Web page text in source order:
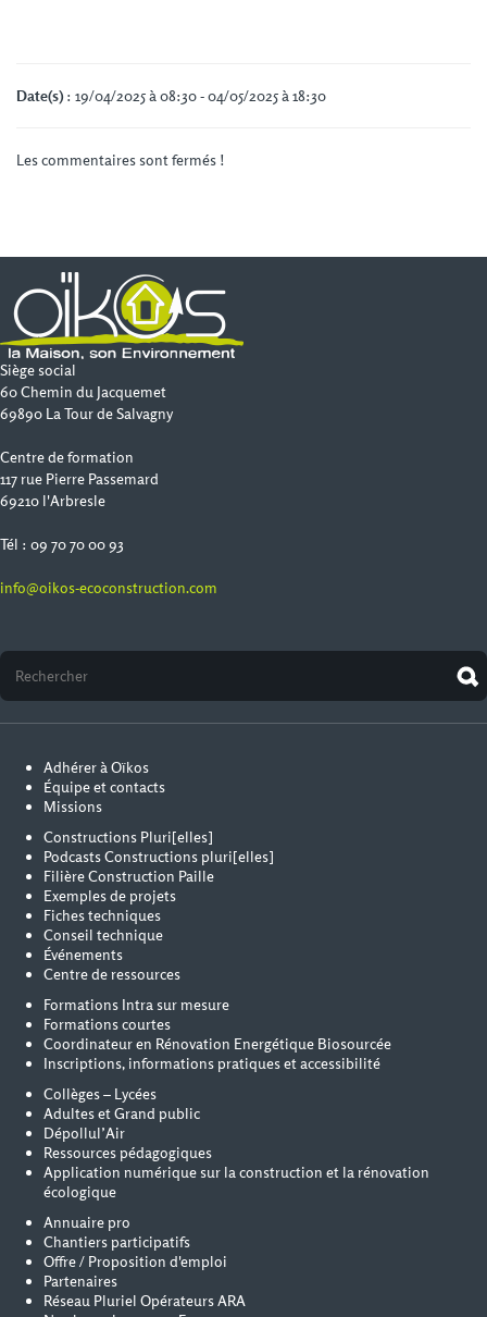
Date(s): 19/04/2025 à 08:30 - 04/05/2025 à 18:30
Les commentaires sont fermés !
Siège social
60 Chemin du Jacquemet
69890 La Tour de Salvagny
Centre de formation
117 rue Pierre Passemard
69210 l'Arbresle
Tél : 09 70 70 00 93
info@oikos-ecoconstruction.com
Adhérer à Oïkos
Équipe et contacts
Missions
Constructions Pluri[elles]
Podcasts Constructions pluri[elles]
Filière Construction Paille
Exemples de projets
Fiches techniques
Conseil technique
Événements
Centre de ressources
Formations Intra sur mesure
Formations courtes
Coordinateur en Rénovation Energétique Biosourcée
Inscriptions, informations pratiques et accessibilité
Collèges – Lycées
Adultes et Grand public
Dépollul’Air
Ressources pédagogiques
Application numérique sur la construction et la rénovation
écologique
Annuaire pro
Chantiers participatifs
Offre / Proposition d'emploi
Partenaires
Réseau Pluriel Opérateurs ARA